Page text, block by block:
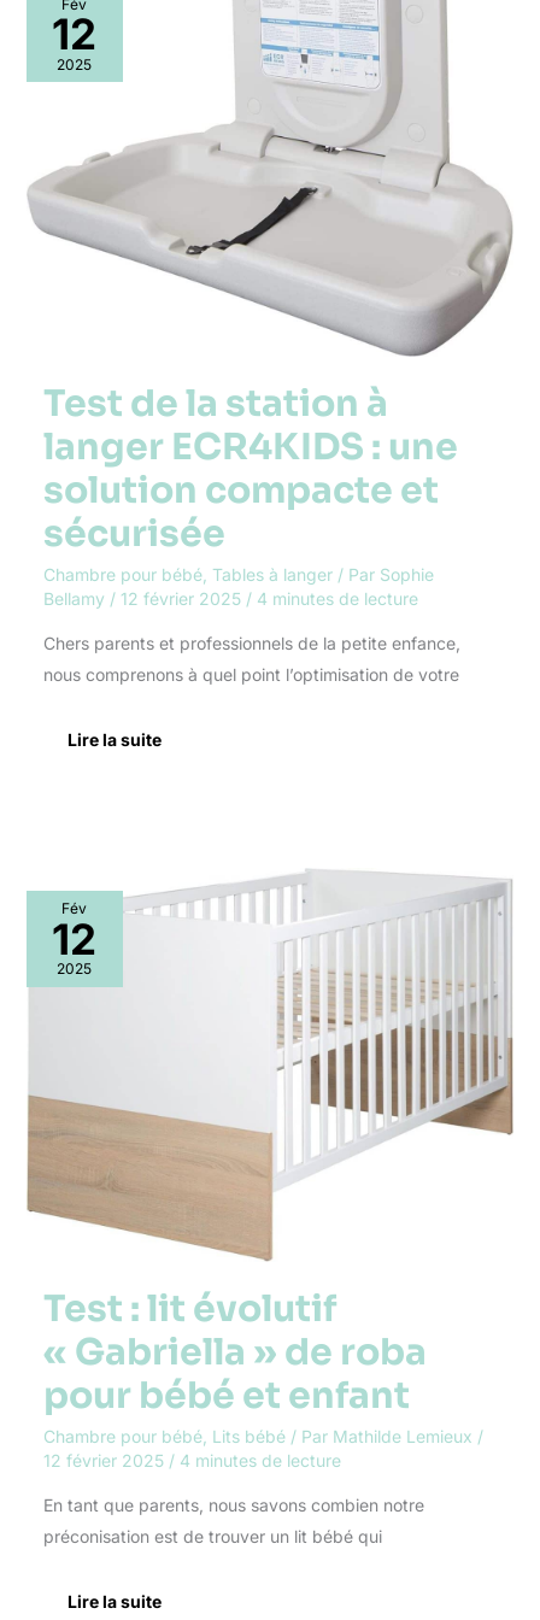
Fév
12
2025
Test de la station à
langer ECR4KIDS : une
solution compacte et
sécurisée
Chambre pour bébé, Tables à langer/ Par Sophie
Bellamy / 12 février 2025 / 4 minutes de lecture
Chers parents et professionnels de la petite enfance,
nous comprenons à quel point l’optimisation de votre
de
la
station
à
une
solution
et
sécurisée
Lire la suite
Fév
12
2025
Test : lit évolutif
« Gabriella » de roba
pour bébé et enfant
Chambre pour bébé, Lits bébé/ Par Mathilde Lemieux /
12 février 2025 / 4 minutes de lecture
En tant que parents, nous savons combien notre
préconisation est de trouver un lit bébé qui
Test
:
lit
évolutif
« Gabriella »
et
enfant
Lire la suite